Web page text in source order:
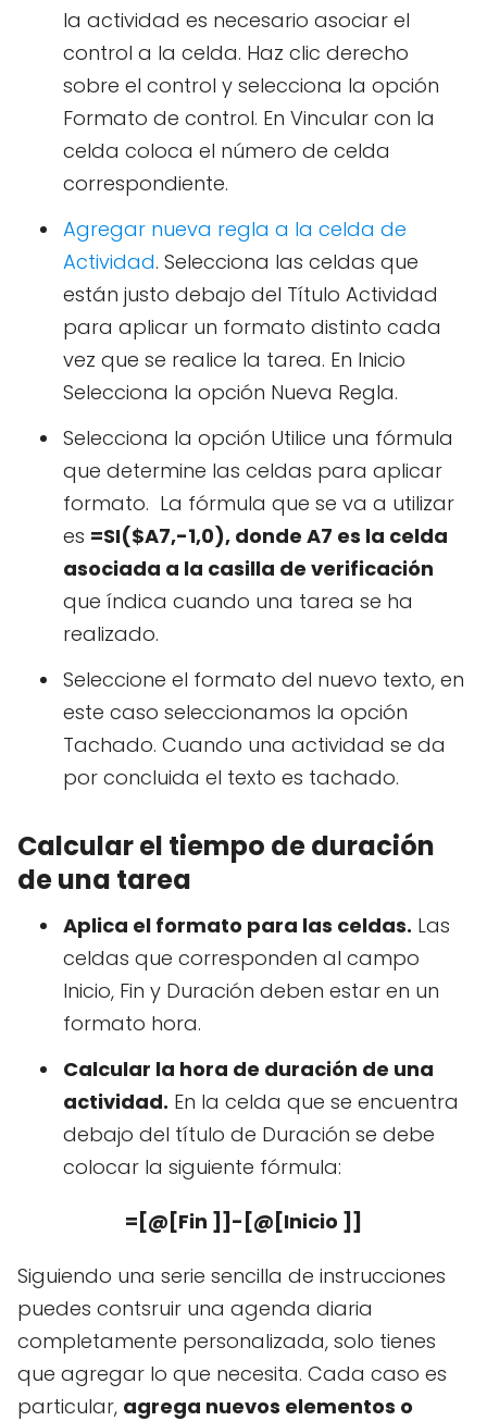
la actividad es necesario asociar el
control a la celda. Haz clic derecho
sobre el control y selecciona la opción
Formato de control. En Vincular con la
celda coloca el número de celda
correspondiente.
Agregar nueva regla a la celda de
Actividad. Selecciona las celdas que
están justo debajo del Título Actividad
para aplicar un formato distinto cada
vez que se realice la tarea. En Inicio
Selecciona la opción Nueva Regla.
Selecciona la opción Utilice una fórmula
que determine las celdas para aplicar
formato. La fórmula que se va a utilizar
es =SI($A7,-1,0), donde A7 es la celda
asociada a la casilla de verificación
que índica cuando una tarea se ha
realizado.
Seleccione el formato del nuevo texto, en
este caso seleccionamos la opción
Tachado. Cuando una actividad se da
por concluida el texto es tachado.
Calcular el tiempo de duración
de una tarea
Aplica el formato para las celdas. Las
celdas que corresponden al campo
Inicio, Fin y Duración deben estar en un
formato hora.
Calcular la hora de duración de una
actividad. En la celda que se encuentra
debajo del título de Duración se debe
colocar la siguiente fórmula:
=[@[Fin ]]-[@[Inicio ]]
Siguiendo una serie sencilla de instrucciones
puedes contsruir una agenda diaria
completamente personalizada, solo tienes
que agregar lo que necesita. Cada caso es
particular, agrega nuevos elementos o